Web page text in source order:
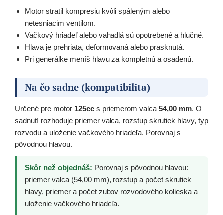
Motor stratil kompresiu kvôli spáleným alebo
netesniacim ventilom.
Vačkový hriadeľ alebo vahadlá sú opotrebené a hlučné.
Hlava je prehriata, deformovaná alebo prasknutá.
Pri generálke meníš hlavu za kompletnú a osadenú.
Na čo sadne (kompatibilita)
Určené pre motor 125cc s priemerom valca 54,00 mm. O
sadnutí rozhoduje priemer valca, rozstup skrutiek hlavy, typ
rozvodu a uloženie vačkového hriadeľa. Porovnaj s
pôvodnou hlavou.
Skôr než objednáš: Porovnaj s pôvodnou hlavou:
priemer valca (54,00 mm), rozstup a počet skrutiek
hlavy, priemer a počet zubov rozvodového kolieska a
uloženie vačkového hriadeľa.